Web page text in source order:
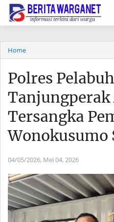
Home
Polres
Tersangka
Wonokusumo
04/05/2026, Mei 04, 2026